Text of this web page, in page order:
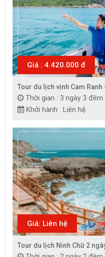
Giá : 4.420.000 đ
Tour du lịch vịnh Cam Ranh
Thời gian : 3 ngày 3 đêm
Khởi hành : Liên hệ
Giá: Liên hệ
Tour du lịch Ninh Chữ 2